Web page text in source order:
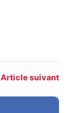
Article suivant